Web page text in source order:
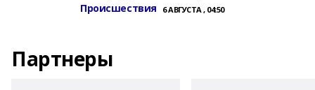
Происшествия 6 АВГУСТА , 04:50
Партнеры